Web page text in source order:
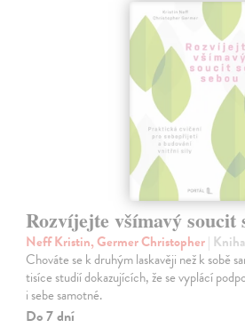
Rozvíjejte všímavý soucit
Neff Kristin, Germer Christopher| Kniha
Chováte se k druhým laskavěji než k sobě
tisíce studií dokazujících, že se vyplácí
i sebe samotné.
Do 7 dní